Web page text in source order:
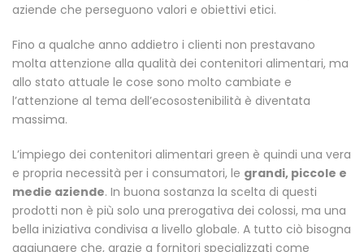
aziende che perseguono valori e obiettivi etici.
Fino a qualche anno addietro i clienti non prestavano
molta attenzione alla qualità dei contenitori alimentari, ma
allo stato attuale le cose sono molto cambiate e
l’attenzione al tema dell’ecosostenibilità è diventata
massima.
L’impiego dei contenitori alimentari green è quindi una vera
e propria necessità per i consumatori, le grandi, piccole e
medie aziende. In buona sostanza la scelta di questi
prodotti non è più solo una prerogativa dei colossi, ma una
bella iniziativa condivisa a livello globale. A tutto ciò bisogna
aggiungere che, grazie a fornitori specializzati come